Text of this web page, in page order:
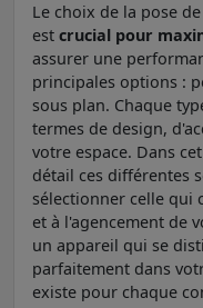
Le choix de la pose
est crucial pour
assurer une
principales options :
sous plan. Chaque
termes de design,
votre espace. Dans
détail ces différentes
sélectionner celle qui
et à l'agencement de
un appareil qui se
parfaitement dans
existe pour chaque